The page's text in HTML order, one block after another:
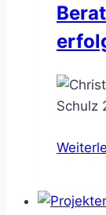
Schulz